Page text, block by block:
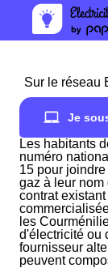
Sur le réseau
Je
Les habitants
numéro
15 pour
gaz à leur nom
contrat
les
d'électricité ou
fournisseur
peuvent